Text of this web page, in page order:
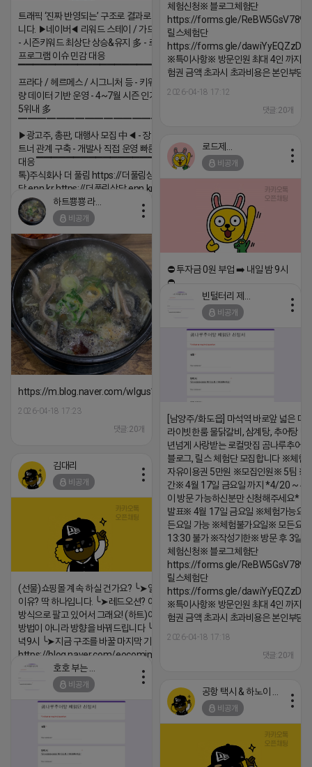
체험신청※ 블로그체험단
https://forms.gle/
릴스체험단
https://forms.gle/
※특이사항※ 방문인원 최대 4인 까지
험권 금액 초과시 초과비용은 본인부담
2026-04-18 17:12
댓글:20개
트래픽 ‘진짜 반영되는’ 구조로 결과로 보여드립
니다. ▶네이버◀ 리워드 스테이 / 가드 / 자몽 등
- 시즌키워드 최상단 상승&유지 多 - 로직변화,
프로그램 이슈 민감 대응
▔▔▔▔▔▔▔▔▔▔▔▔▔▔▔▔▔▔ ▶쿠팡◀
프라다 / 헤르메스 / 시그니처 등 - 키워드 검색
량 데이터 기반 운영 - 4~7월 시즌 인기 키워드
5위내 多
▔▔▔▔▔▔▔▔▔▔▔▔▔▔▔▔▔▔
▶광고주, 총판, 대행사 모집 中◀ - 장기 협업 파
트너 관계 구축 - 개발사 직접 운영 빠른 피드백
대응 ▔▔▔▔▔▔▔▔▔▔▔▔▔▔▔▔▔▔ (카
톡)주식회사 더 풀림 https://더풀림상
담.enn.kr https://더풀림상담.enn.kr
2026-04-18 17:26
비공개
⛔️ 투자금 0원 부업 ➡️ 내일 밤 9시
⛔️
2026-04-18 17:23
하트뿅뿅 라이언
비공개
https://m.blog.naver.com/wlgus1647/224253846149
2026-04-18 17:23
댓글:20개
비공개
[남양주/화도읍] 마석역 바로앞 넓은 매
라이빗한룸 물닭갈비, 삼계탕, 추어탕 맛
년넘게 사랑받는 로컬맛집 곰나루추어
블로그, 릴스 체험단 모집합니다 ※체험
자유이용권 5만원 ※모집인원※ 5팀 ※
간※ 4월 17일 금요일 까지 *4/20 ~ 4/
이 방문 가능하신분만 신청해주세요* ※
발표※ 4월 17일 금요일 ※체험가능요
든요일 가능 ※체험불가요일※ 모든요
13:30 불가 ※작성기한※ 방문 후 3일
체험신청※ 블로그체험단
https://forms.gle/
릴스체험단
https://forms.gle/
※특이사항※ 방문인원 최대 4인 까지
험권 금액 초과시 초과비용은 본인부담
2026-04-18 17:18
댓글:20개
김대리
비공개
(선물)쇼핑몰 계속 하실 건가요? ╰➤열심히 해도 안되는
이유? 딱 하나입니다. ╰➤레드오션? 아니요! ╰➤모두 같은
방식으로 팔고 있어서 그래요! (하트)이번엔 다릅니다. ╰➤
방법이 아니라 방향을 바꿔드립니다 ╰➤4월 21일(화) 저
녁9시 ╰➤지금 구조를 바꿀 마지막 기회
https://blog.naver.com/eocomim/224250518436
2026-04-18 17:15
비공개
비공개